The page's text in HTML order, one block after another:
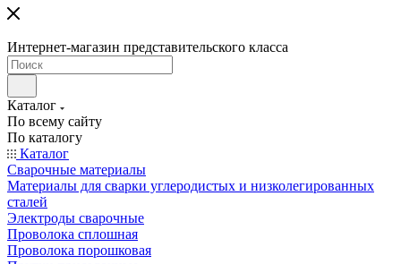
Интернет-магазин представительского класса
Каталог
По всему сайту
По каталогу
Каталог
Сварочные материалы
Материалы для сварки углеродистых и низколегированных
сталей
Электроды сварочные
Проволока сплошная
Проволока порошковая